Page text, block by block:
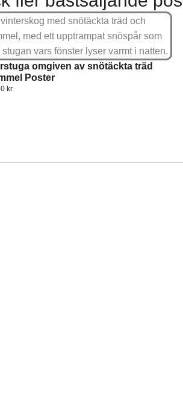
omgiven av snötäckta träd
Poster
kr